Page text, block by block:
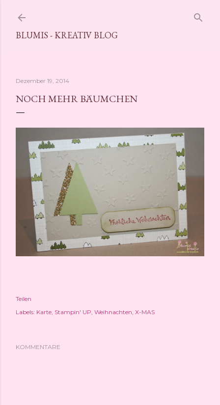
BLUMIS - KREATIV BLOG
Dezember 19, 2014
NOCH MEHR BÄUMCHEN
Teilen
Labels: Karte Stampin' UP Weihnachten X-MAS
KOMMENTARE